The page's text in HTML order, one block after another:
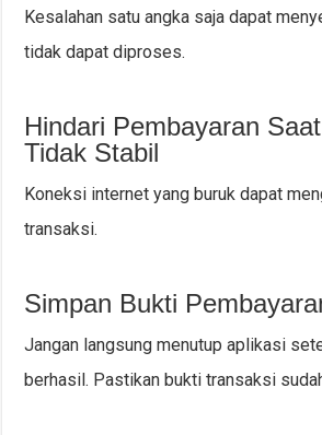
Kesalahan satu angka saja dapat
tidak dapat diproses.
Hindari Pembayaran
Tidak Stabil
Koneksi internet yang buruk dapat
transaksi.
Simpan Bukti
Jangan langsung menutup aplikasi
berhasil. Pastikan bukti transaksi